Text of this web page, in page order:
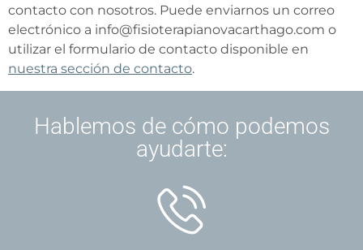
contacto con nosotros. Puede enviarnos un correo
electrónico a info@fisioterapianovacarthago.com o
utilizar el formulario de contacto disponible en
nuestra sección de contacto.
Hablemos de cómo podemos
ayudarte: